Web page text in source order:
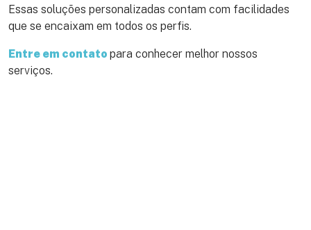
Essas soluções personalizadas contam com facilidades
que se encaixam em todos os perfis.
Entre em contato para conhecer melhor nossos
serviços.